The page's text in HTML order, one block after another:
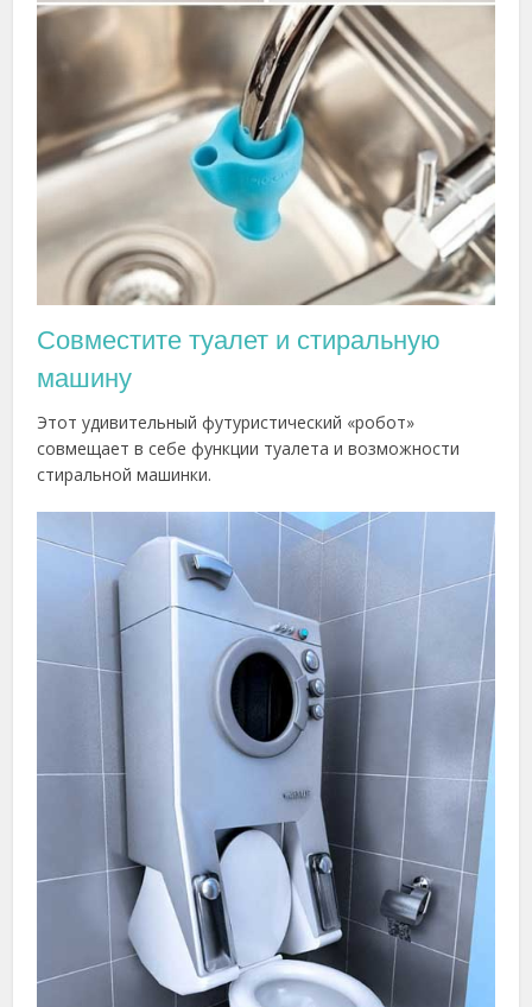
Совместите туалет и стиральную
машину
Этот удивительный футуристический «робот»
совмещает в себе функции туалета и возможности
стиральной машинки.